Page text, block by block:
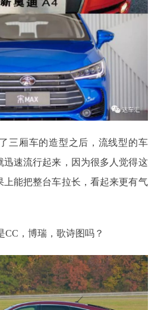
三厢车的造型之后，流线型的车
迅速流行起来，因为很多人觉得这
上能把整台车拉长，看起来更有气
CC，博瑞，歌诗图吗？